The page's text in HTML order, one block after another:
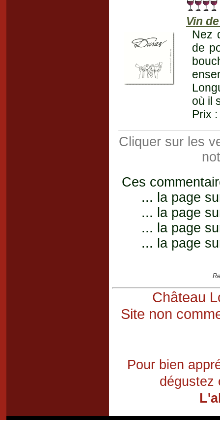
Vin
Nez
de
où il
Prix :
Cliquer sur les
Ces
... la page
... la page
... la page
... la page
Château
Site non
Pour bien
dégustez